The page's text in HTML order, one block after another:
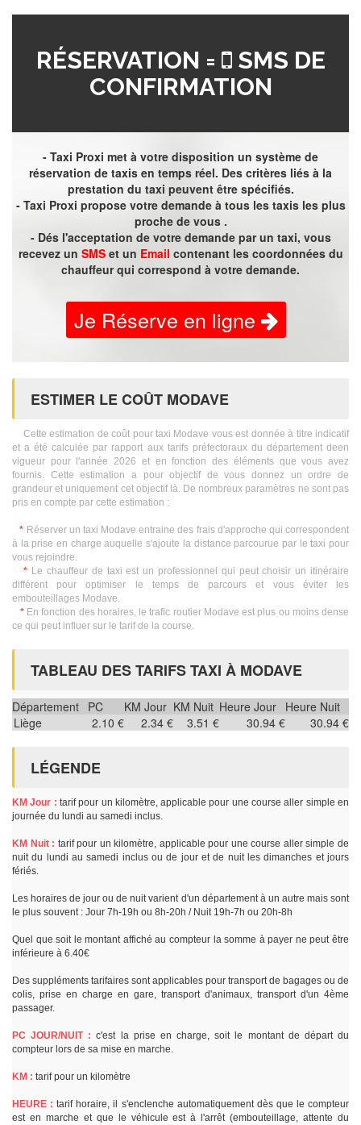
RÉSERVATION =
SMS DE
CONFIRMATION
- Taxi Proxi met à votre disposition un système de
réservation de taxis en temps réel. Des critères liés à la
prestation du taxi peuvent être spécifiés.
- Taxi Proxi propose votre demande à tous les taxis les plus
proche de vous .
- Dés l'acceptation de votre demande par un taxi, vous
recevez un SMSet un Email contenant les coordonnées du
chauffeur qui correspond à votre demande.
Je Réserve en ligne
ESTIMER LE COÛT MODAVE
Cette estimation de coût pour taxi Modave vous est donnée à titre indicatif
et a été calculée par rapport aux tarifs préfectoraux du département deen
vigueur pour l'année 2026 et en fonction des éléments que vous avez
fournis. Cette estimation a pour objectif de vous donnez un ordre de
grandeur et uniquement cet objectif là. De nombreux paramètres ne sont pas
pris en compte par cette estimation :
* Réserver un taxi Modave entraine des frais d'approche qui correspondent
à la prise en charge auquelle s'ajoute la distance parcourue par le taxi pour
vous rejoindre.
* Le chauffeur de taxi est un professionnel qui peut choisir un itinéraire
différent pour optimiser le temps de parcours et vous éviter les
embouteillages Modave.
*En fonction des horaires, le trafic routier Modave est plus ou moins dense
ce qui peut influer sur le tarif de la course.
TABLEAU DES TARIFS TAXI À MODAVE
Département PC KM Jour KM Nuit Heure Jour Heure Nuit
Liège
2.10 € 2.34 € 3.51 € 30.94 € 30.94 €
LÉGENDE
KM Jour : tarif pour un kilomètre, applicable pour une course aller simple en
journée du lundi au samedi inclus.
KM Nuit : tarif pour un kilomètre, applicable pour une course aller simple de
nuit du lundi au samedi inclus ou de jour et de nuit les dimanches et jours
fériés.
Les horaires de jour ou de nuit varient d'un département à un autre mais sont
le plus souvent : Jour 7h-19h ou 8h-20h / Nuit 19h-7h ou 20h-8h
Quel que soit le montant affiché au compteur la somme à payer ne peut être
inférieure à 6.40€
Des suppléments tarifaires sont applicables pour transport de bagages ou de
colis, prise en charge en gare, transport d'animaux, transport d'un 4ème
passager.
PC JOUR/NUIT : c'est la prise en charge, soit le montant de départ du
compteur lors de sa mise en marche.
KM : tarif pour un kilomètre
HEURE : tarif horaire, il s'enclenche automatiquement dès que le compteur
est en marche et que le véhicule est à l'arrêt (embouteillage, attente du